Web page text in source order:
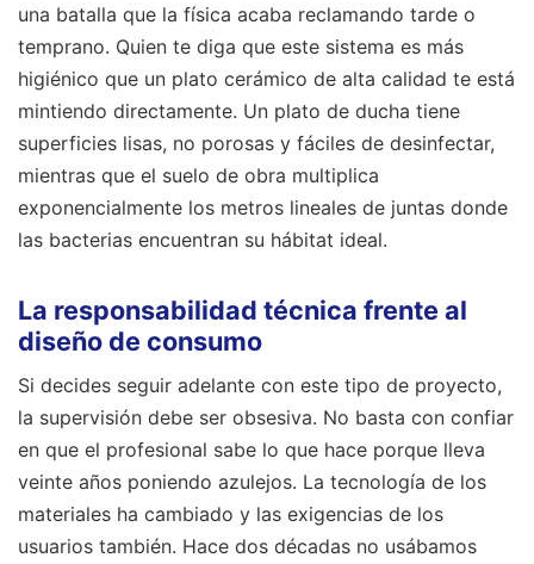
una batalla que la física acaba reclamando tarde o
temprano. Quien te diga que este sistema es más
higiénico que un plato cerámico de alta calidad te está
mintiendo directamente. Un plato de ducha tiene
superficies lisas, no porosas y fáciles de desinfectar,
mientras que el suelo de obra multiplica
exponencialmente los metros lineales de juntas donde
las bacterias encuentran su hábitat ideal.
La responsabilidad técnica frente al
diseño de consumo
Si decides seguir adelante con este tipo de proyecto,
la supervisión debe ser obsesiva. No basta con confiar
en que el profesional sabe lo que hace porque lleva
veinte años poniendo azulejos. La tecnología de los
materiales ha cambiado y las exigencias de los
usuarios también. Hace dos décadas no usábamos